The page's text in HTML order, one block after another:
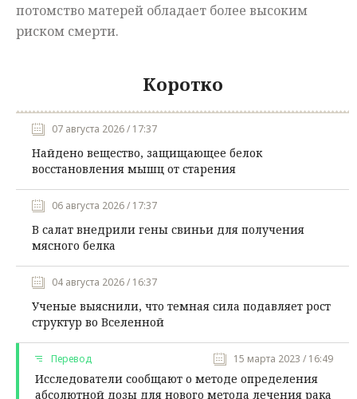
потомство матерей обладает более высоким
риском смерти.
Коротко
07 августа 2026 / 17:37
Найдено вещество, защищающее белок
восстановления мышц от старения
06 августа 2026 / 17:37
В салат внедрили гены свиньи для получения
мясного белка
04 августа 2026 / 16:37
Ученые выяснили, что темная сила подавляет рост
структур во Вселенной
Перевод 15 марта 2023 / 16:49
Исследователи сообщают о методе определения
абсолютной дозы для нового метода лечения рака